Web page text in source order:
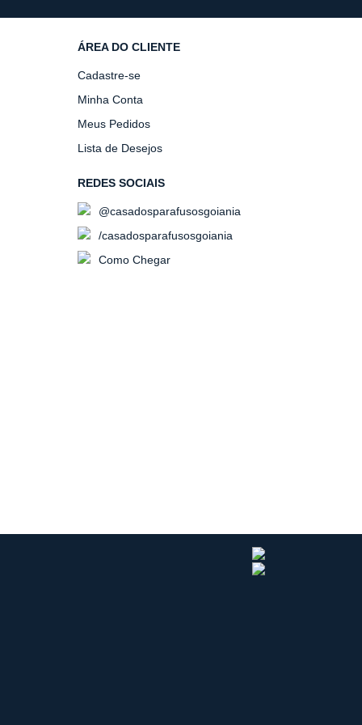
ÁREA DO CLIENTE
Cadastre-se
Minha Conta
Meus Pedidos
Lista de Desejos
REDES SOCIAIS
@casadosparafusosgoiania
/casadosparafusosgoiania
Como Chegar